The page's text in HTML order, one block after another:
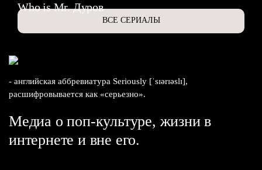
Who is Mr. Дуров
ВСЕ СЕРИАЛЫ
- английская аббревиатура Seriously [ˈsɪərɪəslɪ],
расшифровывается как «серьезно».
Медиа о поп-культуре, жизни в
интернете и вне его.